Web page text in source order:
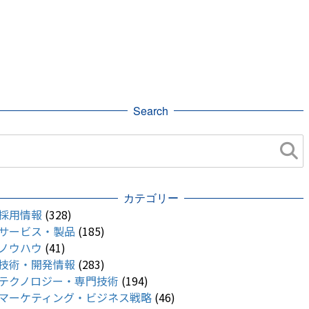
Search
カテゴリー
用情報 (328)
ービス・製品 (185)
ウハウ (41)
術・開発情報 (283)
クノロジー・専門技術 (194)
ーケティング・ビジネス戦略 (46)